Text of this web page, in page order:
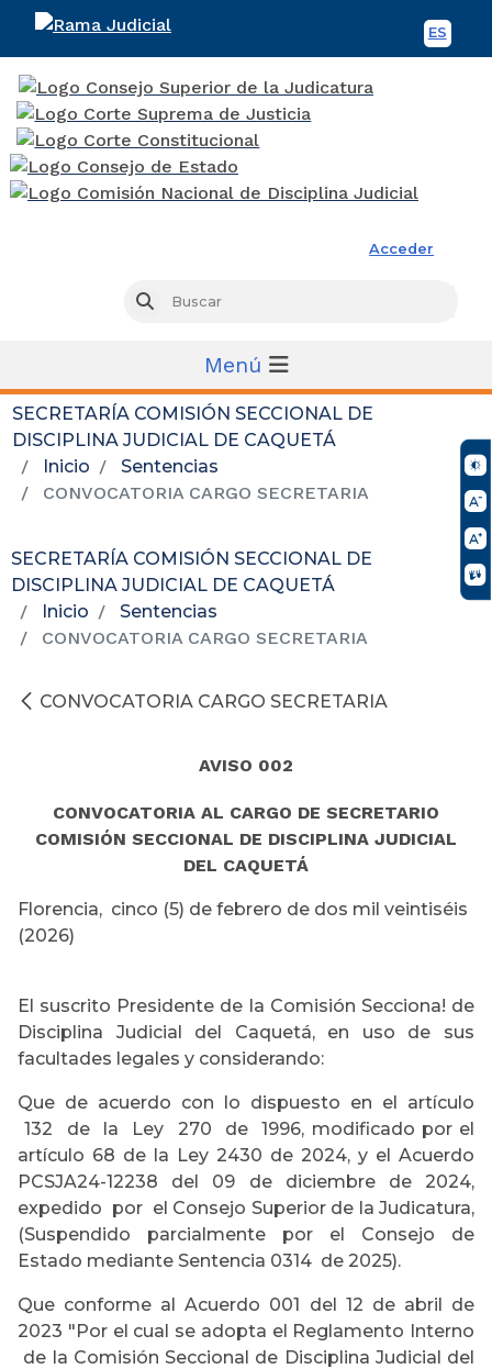
ES
Acceder
Buscar
Menú
SECRETARÍA COMISIÓN SECCIONAL DE
DISCIPLINA JUDICIAL DE CAQUETÁ
Inicio
Sentencias
CONVOCATORIA CARGO SECRETARIA
SECRETARÍA COMISIÓN SECCIONAL DE
DISCIPLINA JUDICIAL DE CAQUETÁ
Inicio
Sentencias
CONVOCATORIA CARGO SECRETARIA
CONVOCATORIA CARGO SECRETARIA
AVISO 002
CONVOCATORIA AL CARGO DE SECRETARIO
COMISIÓN SECCIONAL DE DISCIPLINA JUDICIAL
DEL CAQUETÁ
Florencia, cinco (5) de febrero de dos mil veintiséis
(2026)
El suscrito Presidente de la Comisión Secciona! de
Disciplina Judicial del Caquetá, en uso de sus
facultades legales y considerando:
Que de acuerdo con lo dispuesto en el artículo
132 de la Ley 270 de 1996, modificado por el
artículo 68 de la Ley 2430 de 2024, y el Acuerdo
PCSJA24-12238 del 09 de diciembre de 2024,
expedido por el Consejo Superior de la Judicatura,
(Suspendido parcialmente por el Consejo de
Estado mediante Sentencia 0314 de 2025).
Que conforme al Acuerdo 001 del 12 de abril de
2023 "Por el cual se adopta el Reglamento Interno
de la Comisión Seccional de Disciplina Judicial del